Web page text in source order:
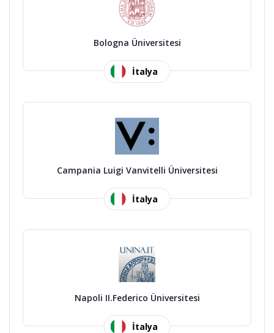
Bologna Üniversitesi
İtalya
Campania Luigi Vanvitelli Üniversitesi
İtalya
Napoli II.Federico Üniversitesi
İtalya